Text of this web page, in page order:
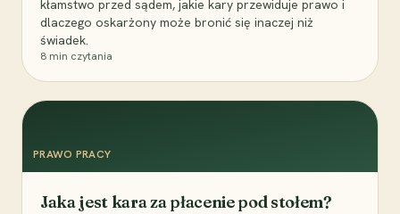
kłamstwo przed sądem, jakie kary przewiduje prawo i
dlaczego oskarżony może bronić się inaczej niż
świadek.
8 min czytania
PRAWO PRACY
Jaka jest kara za płacenie pod stołem?